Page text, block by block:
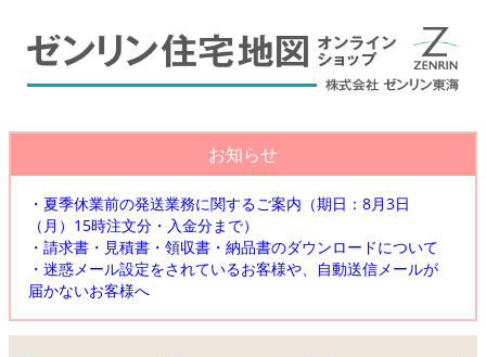
お知らせ
・夏季休業前の発送業務に関するご案内（期日：8月3日
（月）15時注文分・入金分まで）
・請求書・見積書・領収書・納品書のダウンロードについて
・迷惑メール設定をされているお客様や、自動送信メールが
届かないお客様へ